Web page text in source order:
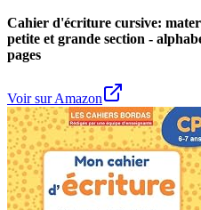
Cahier d'écriture cursive:
petite et grande section -
pages
Voir sur Amazon